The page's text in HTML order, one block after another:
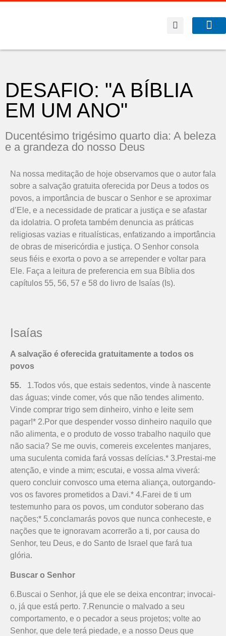
DESAFIO: "A BÍBLIA
EM UM ANO"
Ducentésimo trigésimo quarto dia: A beleza
e a grandeza do nosso Deus
Na nossa meditação de hoje observamos que o autor fala
sobre a salvação gratuita oferecida por Deus a todos os
povos, a importância de buscar o Senhor e se aproximar
d’Ele, e a necessidade de praticar a justiça e se afastar
da idolatria. O profeta também denuncia as práticas
religiosas vazias e ritualísticas, enfatizando a importância
de obras de misericórdia e justiça. O Senhor consola
seus fiéis e exorta o povo a se arrepender e voltar para
Ele. Faça a leitura de preferencia em sua Bíblia dos
capítulos 55, 56, 57 e 58 do livro de Isaías (Is).
Isaías
A salvação é oferecida gratuitamente a todos os
povos
55. 1.Todos vós, que estais sedentos, vinde à nascente
das águas; vinde comer, vós que não tendes alimento.
Vinde comprar trigo sem dinheiro, vinho e leite sem
pagar!* 2.Por que despender vosso dinheiro naquilo que
não alimenta, e o produto de vosso trabalho naquilo que
não sacia? Se me ouvis, comereis excelentes manjares,
uma suculenta comida fará vossas delícias.* 3.Prestai-me
atenção, e vinde a mim; escutai, e vossa alma viverá:
quero concluir convosco uma eterna aliança, outorgando-
vos os favores prometidos a Davi.* 4.Farei de ti um
testemunho para os povos, um condutor soberano das
nações;* 5.conclamarás povos que nunca conheceste, e
nações que te ignoravam acorrerão a ti, por causa do
Senhor, teu Deus, e do Santo de Israel que fará tua
glória.
Buscar o Senhor
6.Buscai o Senhor, já que ele se deixa encontrar; invocai-
o, já que está perto. 7.Renuncie o malvado a seu
comportamento, e o pecador a seus projetos; volte ao
Senhor, que dele terá piedade, e a nosso Deus que